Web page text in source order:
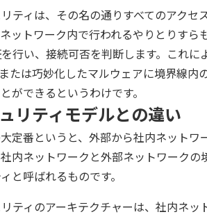
ティは、その名の通りすべてのアク
ットワーク内で行われるやりとりす
行い、接続可否を判断します。これ
たは巧妙化したマルウェアに境界線内
ができるというわけです。
リティモデルとの違い
定番というと、外部から社内ネット
内ネットワークと外部ネットワーク
と呼ばれるものです。
ティのアーキテクチャーは、社内ネ